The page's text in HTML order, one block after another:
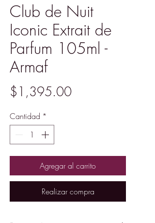
Club de Nuit
Iconic Extrait de
Parfum 105ml -
Armaf
$1,395.00Precio
Cantidad *
Agregar al carrito
Realizar compra